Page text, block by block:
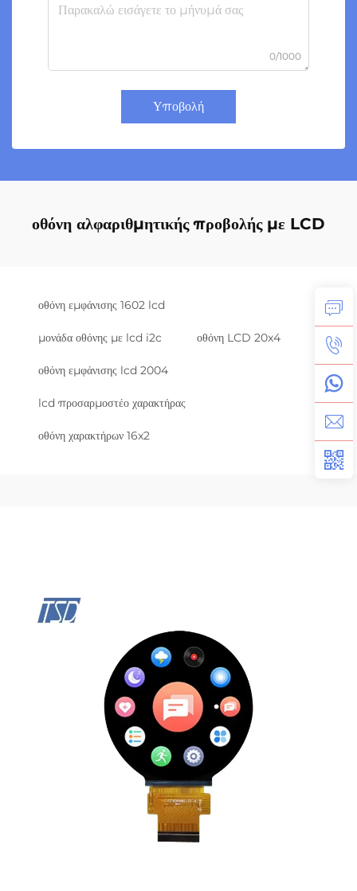
0/1000
Υποβολή
οθόνη αλφαριθμητικής προβολής με LCD
οθόνη εμφάνισης 1602 lcd
μονάδα οθόνης με lcd i2c οθόνη LCD 20x4
οθόνη εμφάνισης lcd 2004
lcd προσαρμοστέο χαρακτήρας
οθόνη χαρακτήρων 16x2